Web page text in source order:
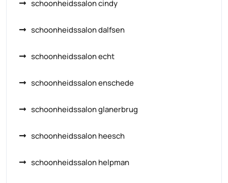
schoonheidssalon cindy
schoonheidssalon dalfsen
schoonheidssalon echt
schoonheidssalon enschede
schoonheidssalon glanerbrug
schoonheidssalon heesch
schoonheidssalon helpman